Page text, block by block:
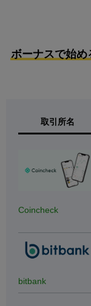
ボーナスで始め
取引所名
Coincheck
bitbank